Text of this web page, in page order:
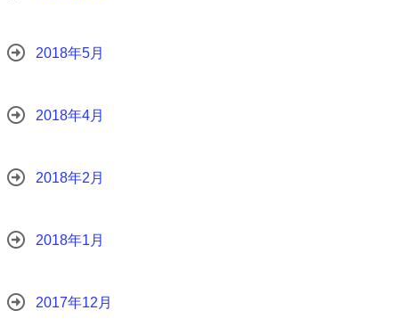
2018年5月
2018年4月
2018年2月
2018年1月
2017年12月